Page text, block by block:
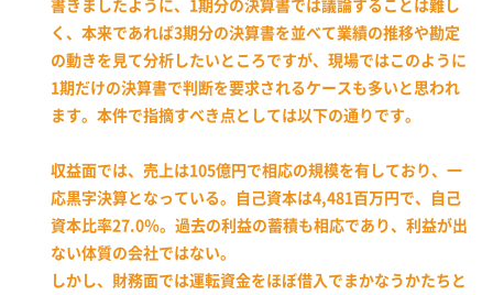
書きましたように、1期分の決算書では議論することは難し
く、本来であれば3期分の決算書を並べて業績の推移や勘定
の動きを見て分析したいところですが、現場ではこのように
1期だけの決算書で判断を要求されるケースも多いと思われ
ます。本件で指摘すべき点としては以下の通りです。
収益面では、売上は105億円で相応の規模を有しており、一
応黒字決算となっている。自己資本は4,481百万円で、自己
資本比率27.0％。過去の利益の蓄積も相応であり、利益が出
ない体質の会社ではない。
しかし、財務面では運転資金をほぼ借入でまかなうかたちと